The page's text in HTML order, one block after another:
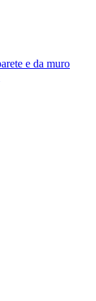
e da muro